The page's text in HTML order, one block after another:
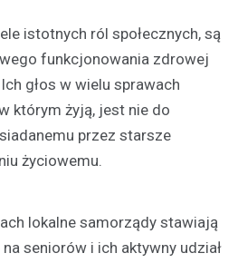
istotnych ról społecznych, są
funkcjonowania zdrowej
głos w wielu sprawach
którym żyją, jest nie do
przez starsze
życiowemu.
lokalne samorządy stawiają
seniorów i ich aktywny udział